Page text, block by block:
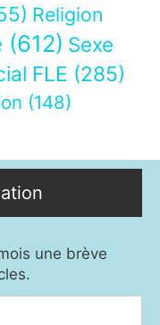
Religion
(612) Sexe
FLE (285)
(148)
une brève